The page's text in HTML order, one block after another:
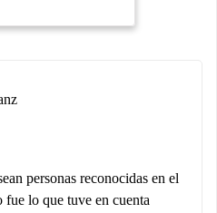
personas reconocidas en el
fue lo que tuve en cuenta